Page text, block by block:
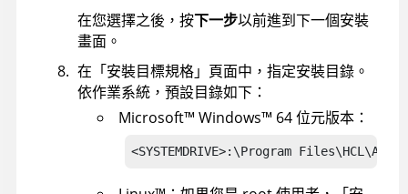
在您選擇之後，按下一步以前進到下一個安裝
畫面。
在「安裝目標規格」頁面中，指定安裝目錄。
依作業系統，預設目錄如下：
Microsoft™ Windows™ 64 位元版本：
<SYSTEMDRIVE>:\Program